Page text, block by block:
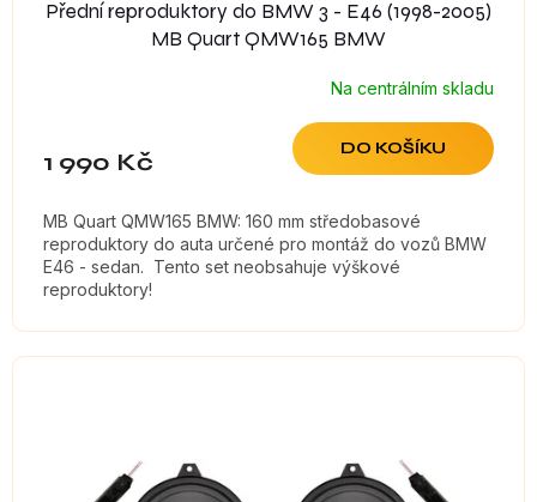
Přední reproduktory do BMW 3 - E46 (1998-2005)
MB Quart QMW165 BMW
Na centrálním skladu
1 990 Kč DO KOŠÍKU
MB Quart QMW165 BMW: 160 mm středobasové
reproduktory do auta určené pro montáž do vozů BMW
E46 - sedan. Tento set neobsahuje výškové
reproduktory!